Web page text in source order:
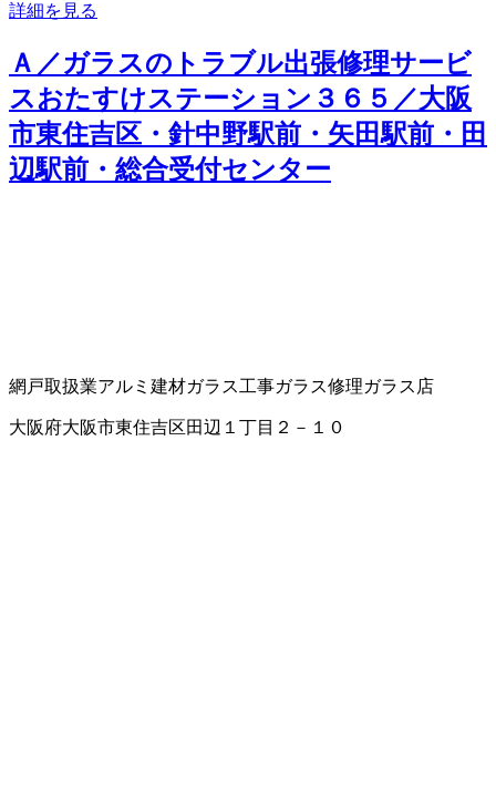
詳細を見る
Ａ／ガラスのトラブル出張修理サービ
スおたすけステーション３６５／大阪
市東住吉区・針中野駅前・矢田駅前・田
辺駅前・総合受付センター
網戸取扱業アルミ建材ガラス工事ガラス修理ガラス店
大阪府大阪市東住吉区田辺１丁目２－１０